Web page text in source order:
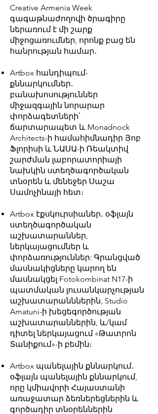
Creative Armenia Week
գագաթնաժողովի ծրագիրը
ներառում է մի շարք
միջոցառումներ, որոնք բաց են
հանրության համար․
Artbox հանդիպում-
քննարկումներ․
բանախոսություններ
միջազգային նորարար
փորձագետների՝
ճարտարապետ և Monadnock
Architects-ի համահիմնադիր Յոբ
Ֆլորիսի և ՆԱՍԱ-ի Ռեակտիվ
շարժման լաբորատորիայի
նախկին ստեղծագործական
տնօրեն և մենեջեր Սաշա
Սամոչինայի հետ։
Artbox էքսկուրսիաներ․ օֆլայն
ստեղծագործական
աշխատարաններ,
ներկայացումներ և
փորձառություններ: Գրանցված
մասնակիցները կարող են
մասնակցել Fotokombinat N17-ի
պատմական լուսանկարչության
աշխատարանններին, Studio
Amatuni-ի խեցեգործության
աշխատարաններին, և/կամ
դիտել ներկայացում «Թատրոն
Տանիքում»-ի բեմին։
Artbox պանելային քննարկում․
օֆլայն պանելային քննարկում,
որը կմիավորի Հայաստանի
առաջատար ձեռներեցներին և
գործադիր տնօրեններին